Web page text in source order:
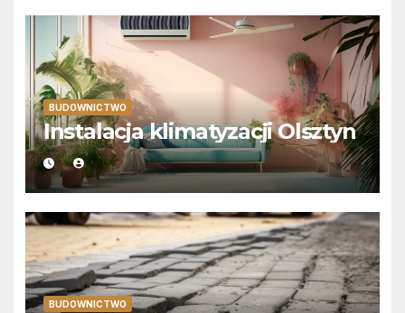
BUDOWNICTWO
Instalacja klimatyzacji Olsztyn
BUDOWNICTWO